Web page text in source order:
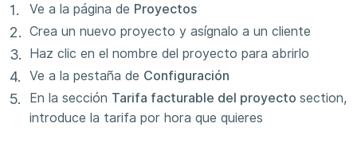
Ve a la página de Proyectos
Crea un nuevo proyecto y asígnalo a un cliente
Haz clic en el nombre del proyecto para abrirlo
Ve a la pestaña de Configuración
En la sección Tarifa facturable del proyecto section,
introduce la tarifa por hora que quieres